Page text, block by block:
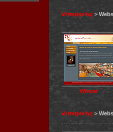
Vormgeving >
Wirwar
Vormgeving >